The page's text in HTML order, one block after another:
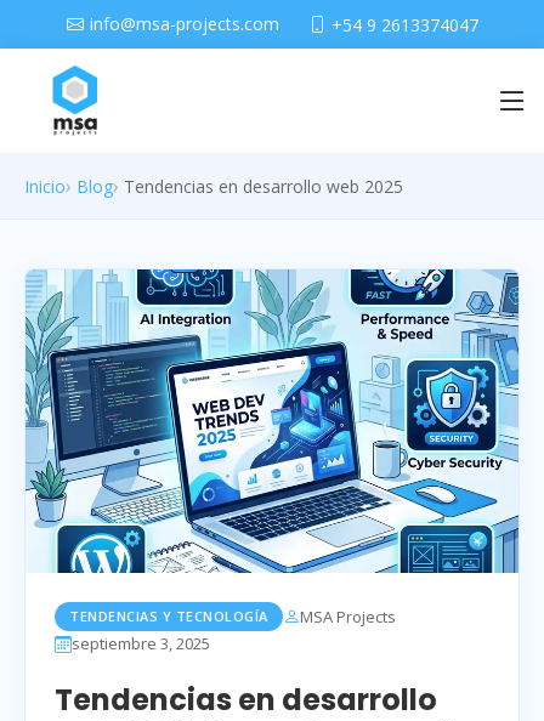
info@msa-projects.com +54 9 2613374047
Inicio Blog Tendencias en desarrollo web 2025
TENDENCIAS Y TECNOLOGÍA
MSA Projects
septiembre 3, 2025
Tendencias en desarrollo